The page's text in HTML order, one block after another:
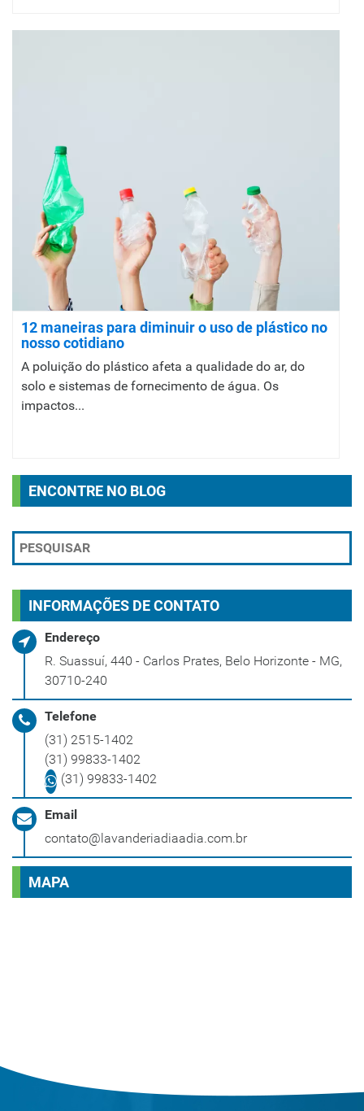
12 maneiras para diminuir o uso de plástico no
nosso cotidiano
A poluição do plástico afeta a qualidade do ar, do
solo e sistemas de fornecimento de água. Os
impactos...
ENCONTRE NO BLOG
INFORMAÇÕES DE CONTATO
Endereço
R. Suassuí, 440 - Carlos Prates, Belo Horizonte - MG,
30710-240
Telefone
(31) 2515-1402
(31) 99833-1402
(31) 99833-1402
Email
contato@lavanderiadiaadia.com.br
MAPA